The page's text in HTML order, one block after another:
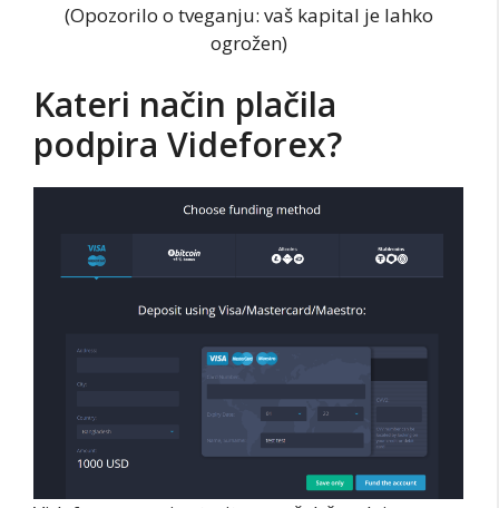
(Opozorilo o tveganju: vaš kapital je lahko
ogrožen)
Kateri način plačila
podpira Videforex?